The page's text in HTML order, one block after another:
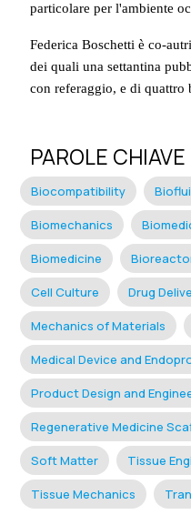
particolare per l'ambiente
Federica Boschetti è co-
dei quali una settantina
con referaggio, e di quattro
PAROLE CHIAVE
Biocompatibility
Biomechanics
Biomedicine
Cell Culture Drug
Mechanics of Materials
Medical Device and
Product Design and
Regenerative Medicine
Soft Matter Tissue
Tissue Mechanics